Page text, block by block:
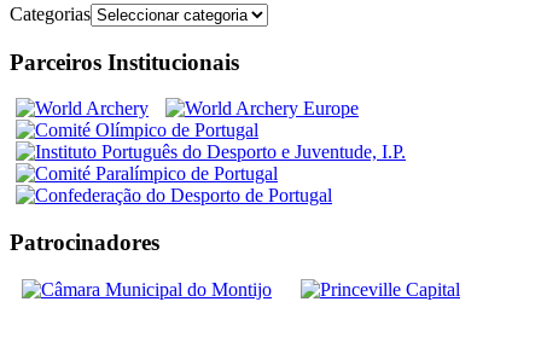
Categorias
Parceiros Institucionais
Patrocinadores